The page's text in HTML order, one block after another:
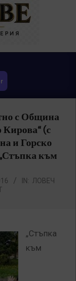
с Община
(с
и Горско
към
IN: ЛОВЕЧ
„Стъпка
към